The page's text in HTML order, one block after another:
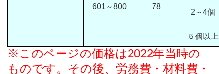
601～800 78
2～4個
５個以上
※このページの価格は2022年当時の
ものです。その後、労務費・材料費・